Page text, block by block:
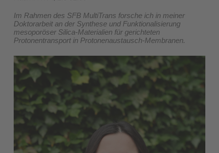
Im Rahmen des SFB MultiTrans forsche ich in meiner
Doktorarbeit an der Synthese und Funktionalisierung
mesoporöser Silica-Materialien für gerichteten
Protonentransport in Protonenaustausch-Membranen.